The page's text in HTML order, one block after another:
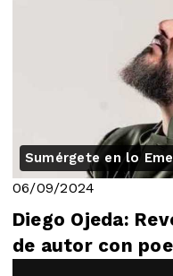
Sumérgete en lo
06/09/2024
Diego Ojeda:
de autor con